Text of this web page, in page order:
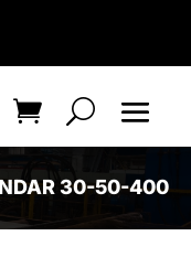
30-50-400